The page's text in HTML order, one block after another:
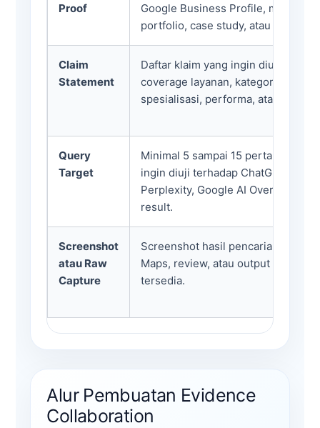
Proof
Google Business Profile,
portfolio, case study, atau sumber
Claim
Statement
Daftar klaim yang ingin diuji,
coverage layanan, kategori terbaik,
spesialisasi, performa, atau use
Query
Target
Minimal 5 sampai 15 pertanyaan
ingin diuji terhadap ChatGPT,
Perplexity, Google AI Overview,
result.
Screenshot
atau Raw
Capture
Screenshot hasil pencarian, hasil
Maps, review, atau output publik
tersedia.
Alur Pembuatan Evidence
Collaboration